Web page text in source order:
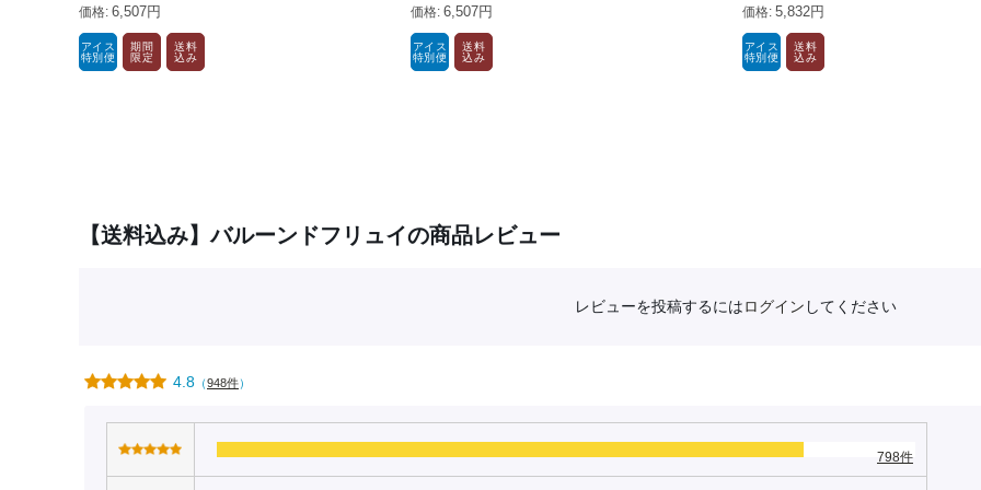
6,507円
アイス
特別便
期間
限定
送料
込み
6,507円
アイス
特別便
送料
込み
5,832円
アイス
特別便
送料
込み
【送料込み】バルーンドフリュイの商品レビュー
レビューを投稿するにはログイン してください
4.8 （948件）
798件